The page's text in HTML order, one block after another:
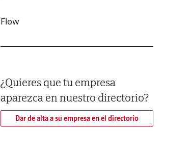
Flow
¿Quieres que tu empresa
aparezca en nuestro directorio?
Dar de alta a su empresa en el directorio